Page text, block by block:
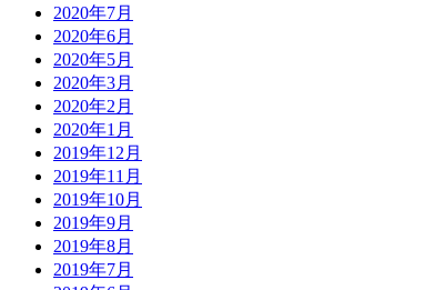
2020年7月
2020年6月
2020年5月
2020年3月
2020年2月
2020年1月
2019年12月
2019年11月
2019年10月
2019年9月
2019年8月
2019年7月